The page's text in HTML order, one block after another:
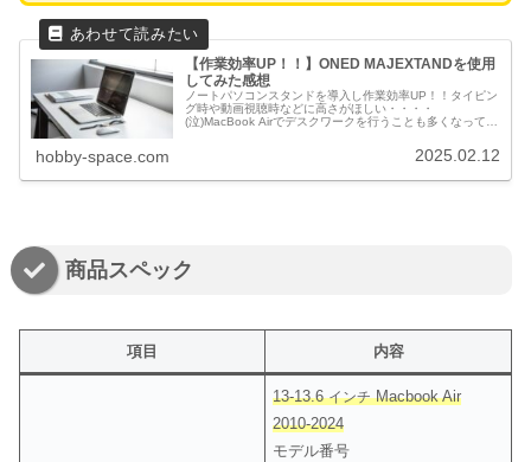
【作業効率UP！！】ONED MAJEXTANDを使用
してみた感想
ノートパソコンスタンドを導入し作業効率UP！！タイピン
グ時や動画視聴時などに高さがほしい・・・・
(泣)MacBook Airでデスクワークを行うことも多くなってき
hobby-space.com 2025.02.12
商品スペック
項目 内容
13-13.6インチMacbook Air
2010-2024
モデル番号